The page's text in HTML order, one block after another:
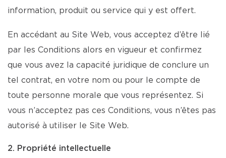
information, produit ou service qui y est offert.
En accédant au Site Web, vous acceptez d’être lié
par les Conditions alors en vigueur et confirmez
que vous avez la capacité juridique de conclure un
tel contrat, en votre nom ou pour le compte de
toute personne morale que vous représentez. Si
vous n’acceptez pas ces Conditions, vous n’êtes pas
autorisé à utiliser le Site Web.
2. Propriété intellectuelle